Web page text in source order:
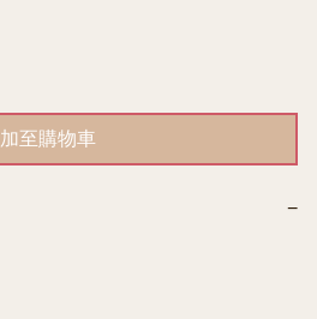
加至購物車
−